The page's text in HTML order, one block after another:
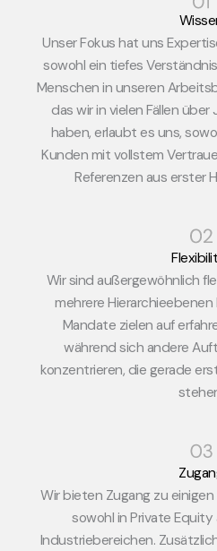
Unser Fokus hat uns
sowohl ein tiefes
Menschen in unseren
das wir in vielen Fällen
haben, erlaubt es uns,
Kunden mit vollstem
Referenzen aus erster
Wir sind außergewöhnlich
mehrere Hierarchieebenen
Mandate zielen auf
während sich andere
konzentrieren, die gerade
Wir bieten Zugang zu
sowohl in Private
Industriebereichen.